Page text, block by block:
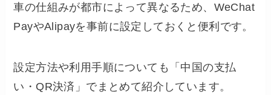
車の仕組みが都市によって異なるため、WeChat
PayやAlipayを事前に設定しておくと便利です。
設定方法や利用手順についても「中国の支払
い・QR決済」でまとめて紹介しています。